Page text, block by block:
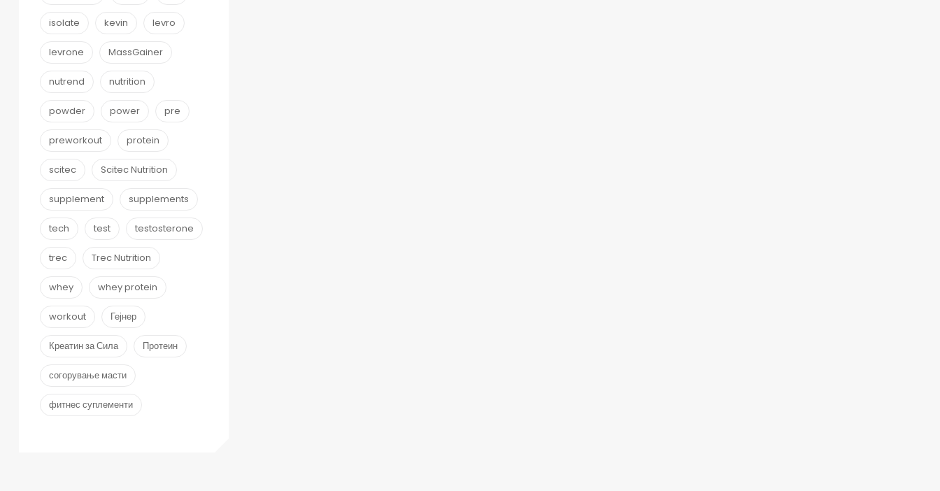
isolate kevin levro
levrone MassGainer
nutrend nutrition
powder power pre
preworkout protein
scitec Scitec Nutrition
supplement supplements
tech test testosterone
trec Trec Nutrition
whey whey protein
workout Гејнер
Креатин за Сила Протеин
согорување масти
фитнес суплементи